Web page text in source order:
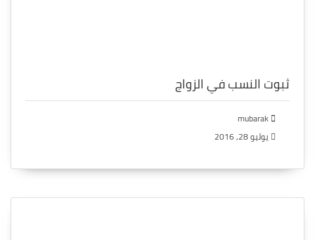
ثبوت النسب في الزواج
يوليو 28, 2016